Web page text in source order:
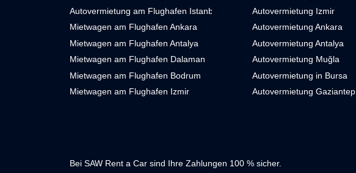
Autovermietung am Flughafen Istanbul
Mietwagen am Flughafen Ankara
Mietwagen am Flughafen Antalya
Mietwagen am Flughafen Dalaman
Mietwagen am Flughafen Bodrum
Mietwagen am Flughafen Izmir
Autovermietung Izmir
Autovermietung Ankara
Autovermietung Antalya
Autovermietung Muğla
Autovermietung in Bursa
Autovermietung Gaziantep
Bei SAW Rent a Car sind Ihre Zahlungen 100 % sicher.